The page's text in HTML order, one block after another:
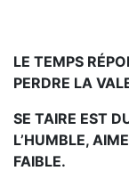
LE TEMPS
PERDRE LA
SE TAIRE EST
L’HUMBLE,
FAIBLE.